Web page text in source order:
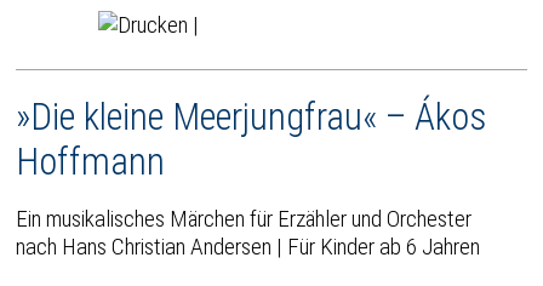
|
»Die kleine Meerjungfrau« – Ákos
Hoffmann
Ein musikalisches Märchen für Erzähler und Orchester
nach Hans Christian Andersen | Für Kinder ab 6 Jahren